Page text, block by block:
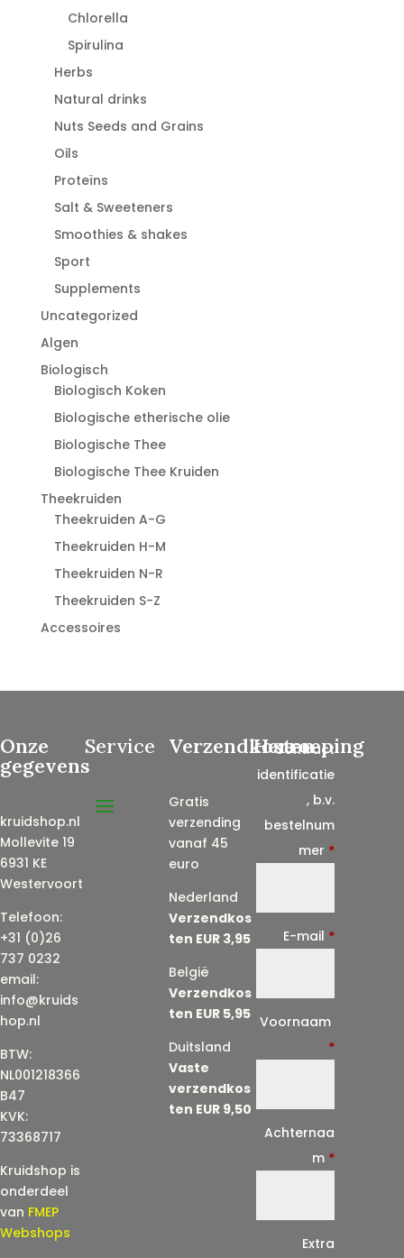
Chlorella
Spirulina
Herbs
Natural drinks
Nuts Seeds and Grains
Oils
Proteïns
Salt & Sweeteners
Smoothies & shakes
Sport
Supplements
Uncategorized
Algen
Biologisch
Biologisch Koken
Biologische etherische olie
Biologische Thee
Biologische Thee Kruiden
Theekruiden
Theekruiden A-G
Theekruiden H-M
Theekruiden N-R
Theekruiden S-Z
Accessoires
Onze
gegevens
kruidshop.nl
Mollevite 19
6931 KE
Westervoort
Telefoon:
+31 (0)26
737 0232
email:
info@kruids
hop.nl
BTW:
NL001218366
B47
KVK:
73368717
Kruidshop is
onderdeel
van FMEP
Webshops
Service Verzendkosten
Gratis
verzending
vanaf 45
euro
Nederland
Verzendkos
ten EUR 3,95
België
Verzendkos
ten EUR 5,95
Duitsland
Vaste
verzendkos
ten EUR 9,50
Herroeping
Contract
identificatie
, b.v.
bestelnum
mer *
E-mail *
Voornaam
*
Achternaa
m *
Extra